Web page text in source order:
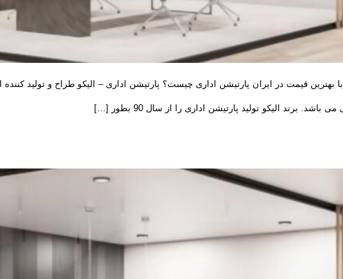
بهترین قیمت در ایران پارتیشن اداری چیست؟ پارتیشن اداری – الیکو طراح و تولید کننده
برند الیکو تولید پارتیشن اداری را از سال 90 بطور […]